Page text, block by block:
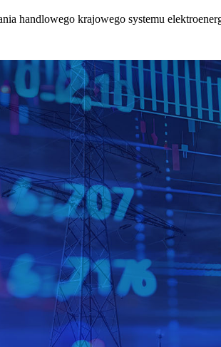
handlowego krajowego systemu